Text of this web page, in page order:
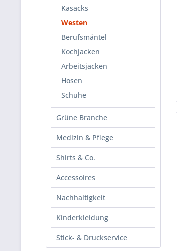
Kasacks
Westen
Berufsmäntel
Kochjacken
Arbeitsjacken
Hosen
Schuhe
Grüne Branche
Medizin & Pflege
Shirts & Co.
Accessoires
Nachhaltigkeit
Kinderkleidung
Stick- & Druckservice